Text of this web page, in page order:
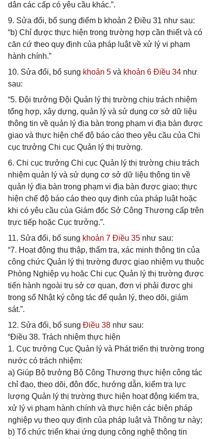
dân các cấp có yêu cầu khác.”.
9. Sửa đổi, bổ sung điểm b khoản 2 Điều 31 như sau:
“b) Chỉ được thực hiện trong trường hợp cần thiết và có
căn cứ theo quy định của pháp luật về xử lý vi phạm
hành chính.”
10. Sửa đổi, bổ sung khoản 5 và khoản 6 Điều 34 như
sau:
“5. Đội trưởng Đội Quản lý thị trường chịu trách nhiệm
tổng hợp, xây dựng, quản lý và sử dụng cơ sở dữ liệu
thông tin về quản lý địa bàn trong phạm vi địa bàn được
giao và thực hiện chế độ báo cáo theo yêu cầu của Chi
cục trưởng Chi cục Quản lý thị trường.
6. Chi cục trưởng Chi cục Quản lý thị trường chịu trách
nhiệm quản lý và sử dụng cơ sở dữ liệu thông tin về
quản lý địa bàn trong phạm vi địa bàn được giao; thực
hiện chế độ báo cáo theo quy định của pháp luật hoặc
khi có yêu cầu của Giám đốc Sở Công Thương cấp trên
trực tiếp hoặc Cục trưởng.”.
11. Sửa đổi, bổ sung khoản 7 Điều 35 như sau:
“7. Hoạt động thu thập, thẩm tra, xác minh thông tin của
công chức Quản lý thị trường được giao nhiệm vụ thuộc
Phòng Nghiệp vụ hoặc Chi cục Quản lý thị trường được
tiến hành ngoài trụ sở cơ quan, đơn vị phải được ghi
trong sổ Nhật ký công tác để quản lý, theo dõi, giám
sát.”.
12. Sửa đổi, bổ sung Điều 38 như sau:
“Điều 38. Trách nhiệm thực hiện
1. Cục trưởng Cục Quản lý và Phát triển thị trường trong
nước có trách nhiệm:
a) Giúp Bộ trưởng Bộ Công Thương thực hiện công tác
chỉ đạo, theo dõi, đôn đốc, hướng dẫn, kiểm tra lực
lượng Quản lý thị trường thực hiện hoạt động kiểm tra,
xử lý vi phạm hành chính và thực hiện các biện pháp
nghiệp vụ theo quy định của pháp luật và Thông tư này;
b) Tổ chức triển khai ứng dụng công nghệ thông tin